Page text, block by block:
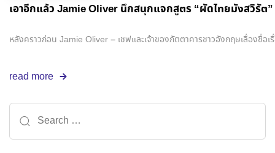
เอาอีกแล้ว Jamie Oliver นึกสนุกแจกสูตร “ผัดไทยมังสวิรัต”
หลังคราวก่อน Jamie Oliver – เชฟและเจ้าของภัตตาคารชาวอังกฤษเลื่องชื่
read more